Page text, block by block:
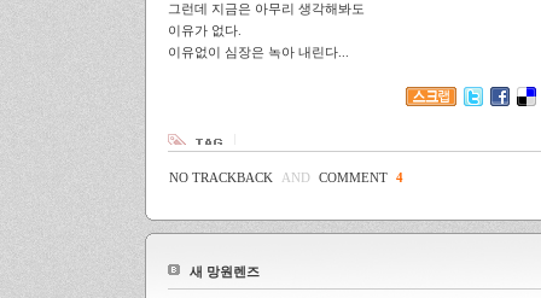
그런데 지금은 아무리 생각해봐도
이유가 없다.
이유없이 심장은 녹아 내린다...
NO TRACKBACK AND COMMENT 4
새 망원렌즈